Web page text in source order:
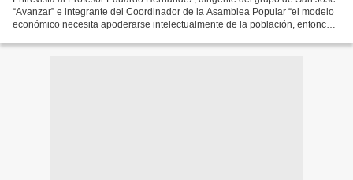
“Avanzar” e integrante del Coordinador de la Asamblea Popular “el modelo
económico necesita apoderarse intelectualmente de la población, entonces